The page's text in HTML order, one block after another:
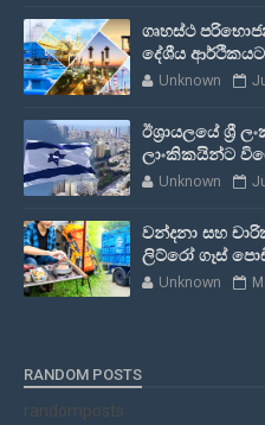
ගෘහස්ථ
දේශීය
Unknown
ඊශ්‍රායලයේ ශ්‍රී
ලාංකිකයින්ට
Unknown
වන්දනා සහ
ලිට්රෝ ගෑස්
Unknown
RANDOM POSTS
randomposts